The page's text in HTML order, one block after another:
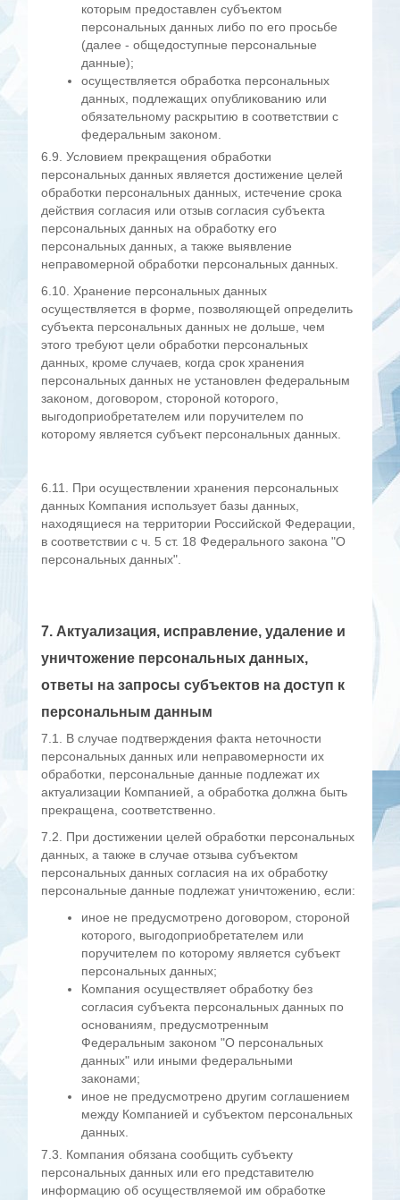
которым предоставлен субъектом
персональных данных либо по его просьбе
(далее - общедоступные персональные
данные);
осуществляется обработка персональных
данных, подлежащих опубликованию или
обязательному раскрытию в соответствии с
федеральным законом.
6.9. Условием прекращения обработки
персональных данных является достижение целей
обработки персональных данных, истечение срока
действия согласия или отзыв согласия субъекта
персональных данных на обработку его
персональных данных, а также выявление
неправомерной обработки персональных данных.
6.10. Хранение персональных данных
осуществляется в форме, позволяющей определить
субъекта персональных данных не дольше, чем
этого требуют цели обработки персональных
данных, кроме случаев, когда срок хранения
персональных данных не установлен федеральным
законом, договором, стороной которого,
выгодоприобретателем или поручителем по
которому является субъект персональных данных.
6.11. При осуществлении хранения персональных
данных Компания использует базы данных,
находящиеся на территории Российской Федерации,
в соответствии с ч. 5 ст. 18 Федерального закона "О
персональных данных".
7. Актуализация, исправление, удаление и
уничтожение персональных данных,
ответы на запросы субъектов на доступ к
персональным данным
7.1. В случае подтверждения факта неточности
персональных данных или неправомерности их
обработки, персональные данные подлежат их
актуализации Компанией, а обработка должна быть
прекращена, соответственно.
7.2. При достижении целей обработки персональных
данных, а также в случае отзыва субъектом
персональных данных согласия на их обработку
персональные данные подлежат уничтожению, если:
иное не предусмотрено договором, стороной
которого, выгодоприобретателем или
поручителем по которому является субъект
персональных данных;
Компания осуществляет обработку без
согласия субъекта персональных данных по
основаниям, предусмотренным
Федеральным законом "О персональных
данных" или иными федеральными
законами;
иное не предусмотрено другим соглашением
между Компанией и субъектом персональных
данных.
7.3. Компания обязана сообщить субъекту
персональных данных или его представителю
информацию об осуществляемой им обработке